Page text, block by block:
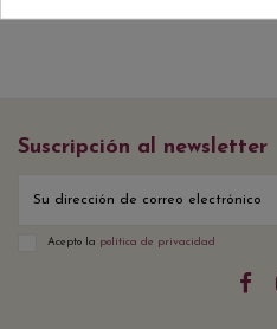
Suscripción al newsletter
Acepto la política de privacidad